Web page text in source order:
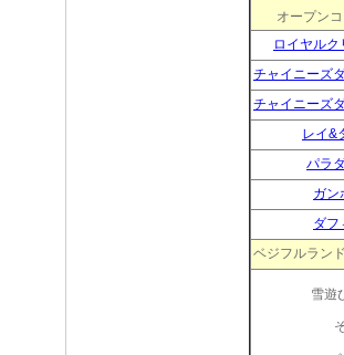
オープ
ロイヤルク
チャイニーズ
チャイニーズ
レイ&
パラ
ガン
ダフ
ベジフルランド
雪遊